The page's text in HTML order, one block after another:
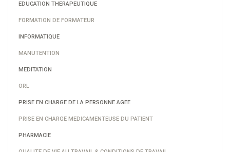
EDUCATION THERAPEUTIQUE
FORMATION DE FORMATEUR
INFORMATIQUE
MANUTENTION
MEDITATION
ORL
PRISE EN CHARGE DE LA PERSONNE AGEE
PRISE EN CHARGE MEDICAMENTEUSE DU PATIENT
PHARMACIE